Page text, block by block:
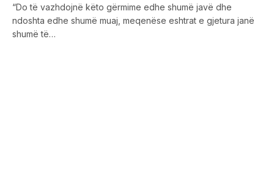
“Do të vazhdojnë këto gërmime edhe shumë javë dhe
ndoshta edhe shumë muaj, meqenëse eshtrat e gjetura janë
shumë të…